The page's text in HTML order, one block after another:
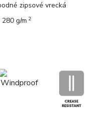
zipsové vrecká
g/m 2